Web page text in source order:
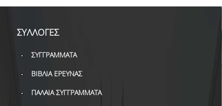
ΣΥΛΛΟΓΕΣ
ΣΥΓΓΡΑΜΜΑΤΑ
ΒΙΒΛΙΑ ΕΡΕΥΝΑΣ
ΠΑΛΑΙΑ ΣΥΓΓΡΑΜΜΑΤΑ